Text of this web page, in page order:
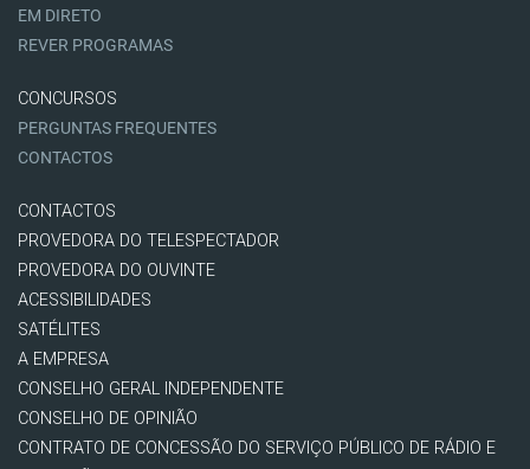
EM DIRETO
REVER PROGRAMAS
CONCURSOS
PERGUNTAS FREQUENTES
CONTACTOS
CONTACTOS
PROVEDORA DO TELESPECTADOR
PROVEDORA DO OUVINTE
ACESSIBILIDADES
SATÉLITES
A EMPRESA
CONSELHO GERAL INDEPENDENTE
CONSELHO DE OPINIÃO
CONTRATO DE CONCESSÃO DO SERVIÇO PÚBLICO DE RÁDIO E